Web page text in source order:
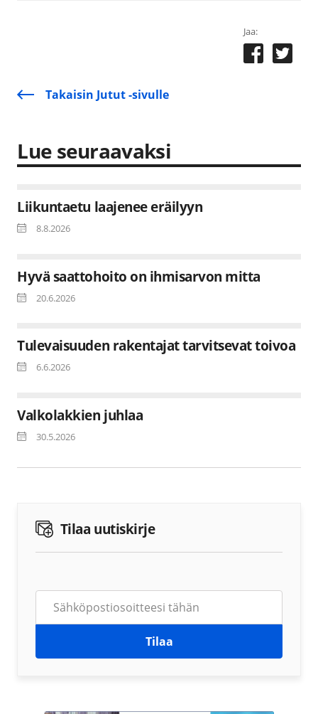
Jaa:
Takaisin Jutut -sivulle
Lue seuraavaksi
Liikuntaetu laajenee eräilyyn
8.8.2026
Hyvä saattohoito on ihmisarvon mitta
20.6.2026
Tulevaisuuden rakentajat tarvitsevat toivoa
6.6.2026
Valkolakkien juhlaa
30.5.2026
Tilaa uutiskirje
Tilaa